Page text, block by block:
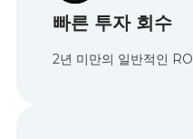
빠른 투자 회수
2년 미만의 일반적인 ROI